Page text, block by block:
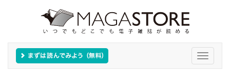
Toggle